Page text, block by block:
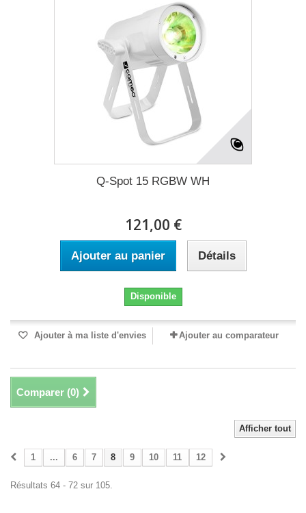
Q-Spot 15 RGBW WH
121,00 €
Ajouter au panier Détails
Disponible
Ajouter à ma liste d'envies Ajouter au comparateur
Comparer (0)
Afficher tout
1 ... 6 7 8 9 10 11 12
Résultats 64 - 72 sur 105.